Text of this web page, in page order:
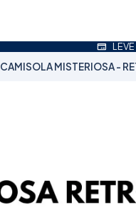
CAMISOLA MISTERIOSA -